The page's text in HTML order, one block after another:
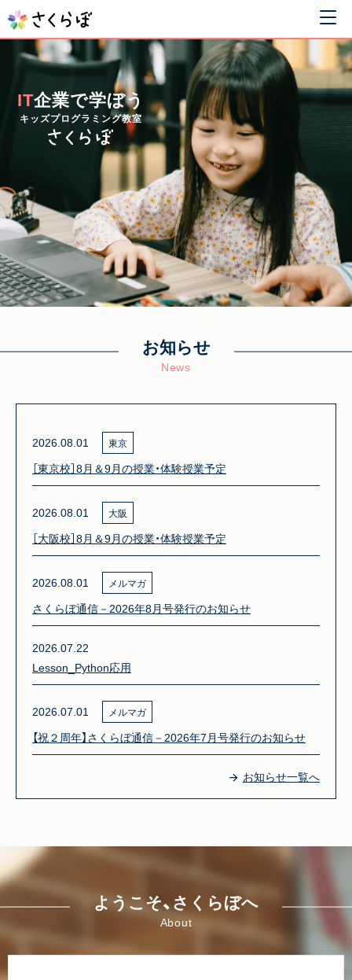
IT企業で学ぼう
キッズプログラミング教室
お知らせ
News
2026.08.01 東京
［東京校］8月＆9月の授業・体験授業予定
2026.08.01 大阪
［大阪校］8月＆9月の授業・体験授業予定
2026.08.01 メルマガ
さくらぼ通信－2026年8月号発行のお知らせ
2026.07.22
Lesson_Python応用
2026.07.01 メルマガ
【祝２周年】さくらぼ通信－2026年7月号発行のお知らせ
お知らせ一覧へ
ようこそ、さくらぼへ
About